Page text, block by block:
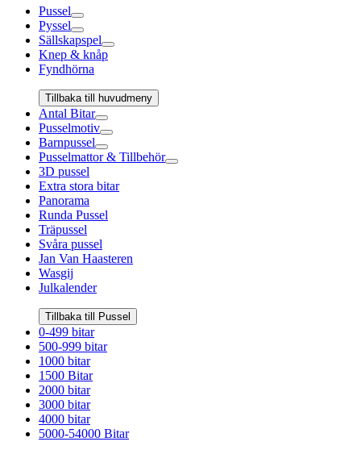
Pussel
Pyssel
Sällskapspel
Knep & knåp
Fyndhörna
Tillbaka till huvudmeny
Antal Bitar
Pusselmotiv
Barnpussel
Pusselmattor & Tillbehör
3D pussel
Extra stora bitar
Panorama
Runda Pussel
Träpussel
Svåra pussel
Jan Van Haasteren
Wasgij
Julkalender
Tillbaka till Pussel
0-499 bitar
500-999 bitar
1000 bitar
1500 Bitar
2000 bitar
3000 bitar
4000 bitar
5000-54000 Bitar